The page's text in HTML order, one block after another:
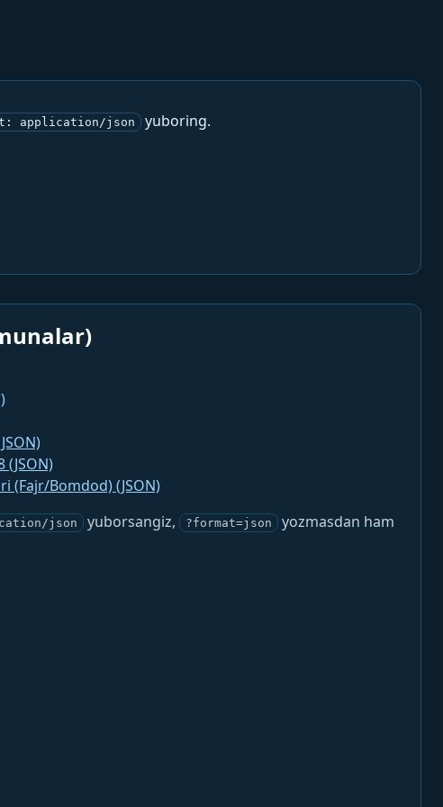
application/json
yuboring.
(JSON)
(Fajr/Bomdod) (JSON)
json yuborsangiz, ?format=json
yozmasdan ham